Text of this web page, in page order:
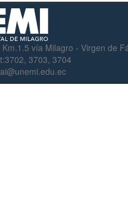
vía Milagro - Virgen de
3703, 3704